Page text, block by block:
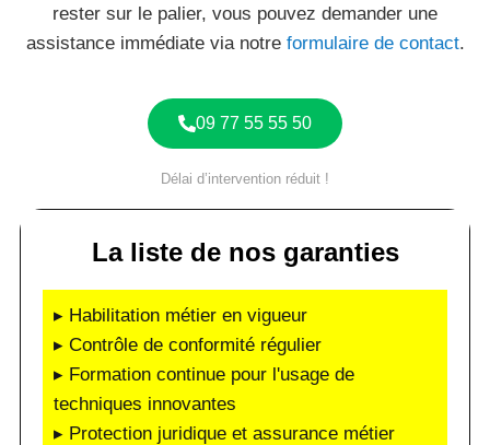
rester sur le palier, vous pouvez demander une
assistance immédiate via notre formulaire de contact.
09 77 55 55 50
Délai d’intervention réduit !
La liste de nos garanties
▸ Habilitation métier en vigueur
▸ Contrôle de conformité régulier
▸ Formation continue pour l'usage de
techniques innovantes
▸ Protection juridique et assurance métier